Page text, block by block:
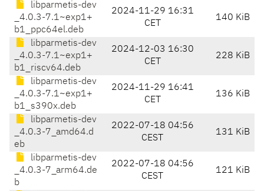
libparmetis-dev
_4.0.3-7.1~exp1+
b1_ppc64el.deb
2024-11-29 16:31
CET
140 KiB
libparmetis-dev
_4.0.3-7.1~exp1+
b1_riscv64.deb
2024-12-03 16:30
CET
228 KiB
libparmetis-dev
_4.0.3-7.1~exp1+
b1_s390x.deb
2024-11-29 16:41
CET
136 KiB
libparmetis-dev
_4.0.3-7_amd64.d
eb
2022-07-18 04:56
CEST
131 KiB
libparmetis-dev
_4.0.3-7_arm64.de
b
2022-07-18 04:56
CEST
121 KiB